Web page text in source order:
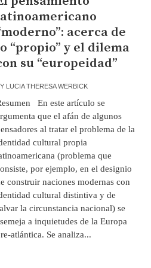
acerca de
“propio” y el dilema
su “europeidad”
LUCIA THERESA WERBICK
En este artículo se
que el afán de algunos
al tratar el problema de la
cultural propia
(problema que
por ejemplo, en el designio
construir naciones modernas con
cultural distintiva y de
la circunstancia nacional) se
a inquietudes de la Europa
atlántica. Se analiza...